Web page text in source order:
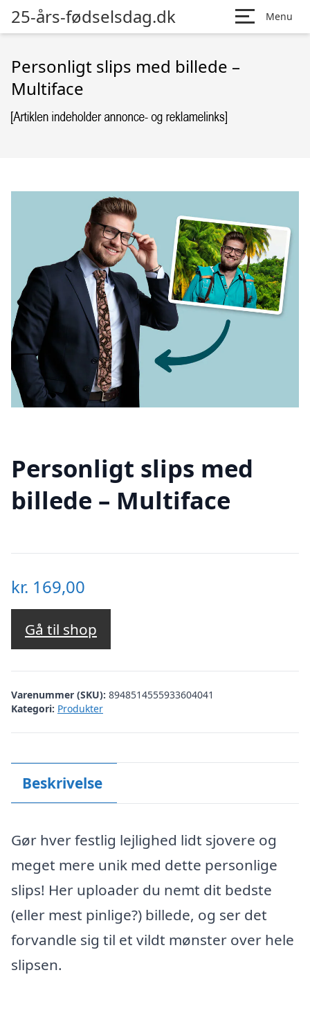
25-års-fødselsdag.dk Menu
Personligt slips med billede –
Multiface
Personligt slips med
billede – Multiface
kr. 169,00
Gå til shop
Varenummer (SKU): 8948514555933604041
Kategori: Produkter
Beskrivelse
Gør hver festlig lejlighed lidt sjovere og
meget mere unik med dette personlige
slips! Her uploader du nemt dit bedste
(eller mest pinlige?) billede, og ser det
forvandle sig til et vildt mønster over hele
slipsen.